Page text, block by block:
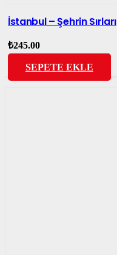
İstanbul – Şehrin Sırları
₺245.00
SEPETE EKLE